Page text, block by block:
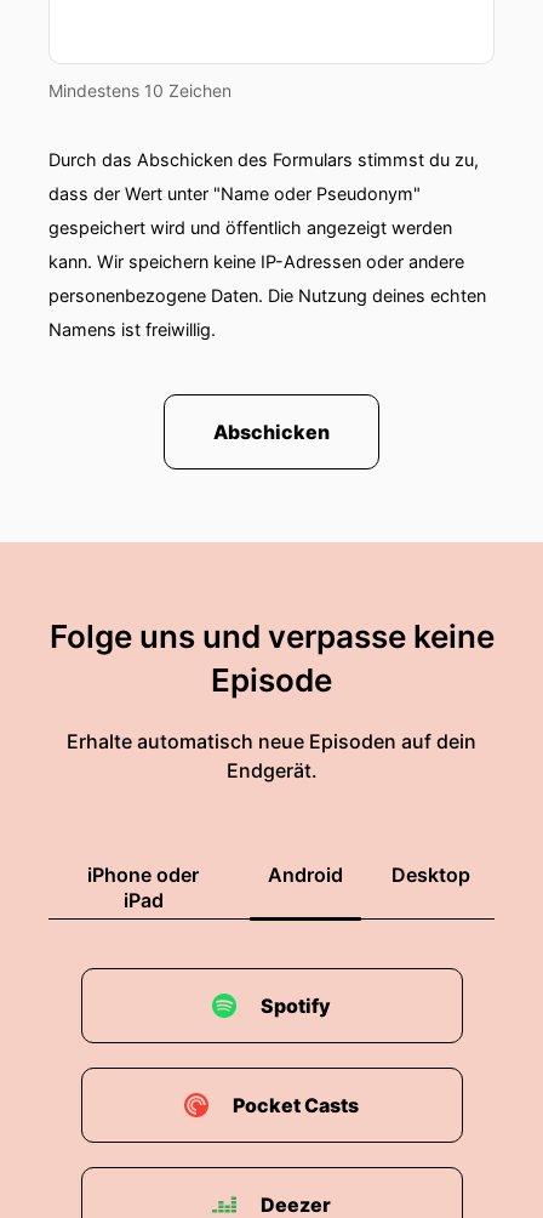
Mindestens 10 Zeichen
Durch das Abschicken des Formulars stimmst du zu,
dass der Wert unter "Name oder Pseudonym"
gespeichert wird und öffentlich angezeigt werden
kann. Wir speichern keine IP-Adressen oder andere
personenbezogene Daten. Die Nutzung deines echten
Namens ist freiwillig.
Abschicken
Folge uns und verpasse keine
Episode
Erhalte automatisch neue Episoden auf dein
Endgerät.
iPhone oder
iPad
Android Desktop
Spotify
Pocket Casts
Deezer